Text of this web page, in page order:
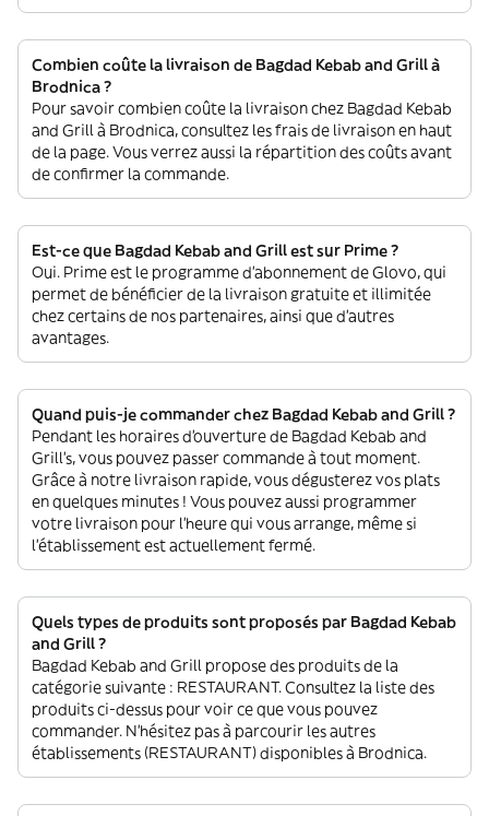
Combien coûte la livraison de Bagdad Kebab and Grill à
Brodnica ?
Pour savoir combien coûte la livraison chez Bagdad Kebab
and Grill à Brodnica, consultez les frais de livraison en haut
de la page. Vous verrez aussi la répartition des coûts avant
de confirmer la commande.
Est-ce que Bagdad Kebab and Grill est sur Prime ?
Oui. Prime est le programme d’abonnement de Glovo, qui
permet de bénéficier de la livraison gratuite et illimitée
chez certains de nos partenaires, ainsi que d’autres
avantages.
Quand puis-je commander chez Bagdad Kebab and Grill ?
Pendant les horaires d'ouverture de Bagdad Kebab and
Grill’s, vous pouvez passer commande à tout moment.
Grâce à notre livraison rapide, vous dégusterez vos plats
en quelques minutes ! Vous pouvez aussi programmer
votre livraison pour l'heure qui vous arrange, même si
l'établissement est actuellement fermé.
Quels types de produits sont proposés par Bagdad Kebab
and Grill ?
Bagdad Kebab and Grill propose des produits de la
catégorie suivante : RESTAURANT. Consultez la liste des
produits ci-dessus pour voir ce que vous pouvez
commander. N'hésitez pas à parcourir les autres
établissements (RESTAURANT) disponibles à Brodnica.